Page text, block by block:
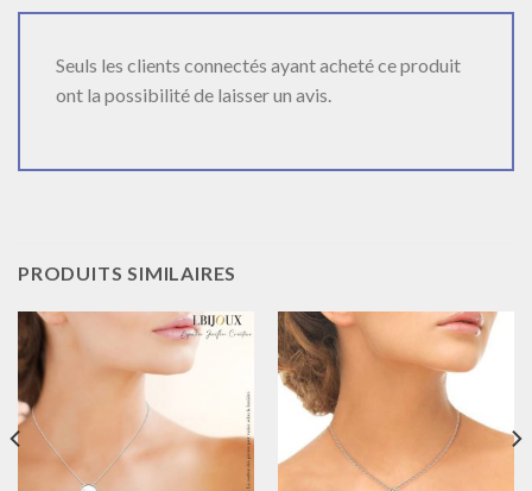
Seuls les clients connectés ayant acheté ce produit
ont la possibilité de laisser un avis.
PRODUITS SIMILAIRES